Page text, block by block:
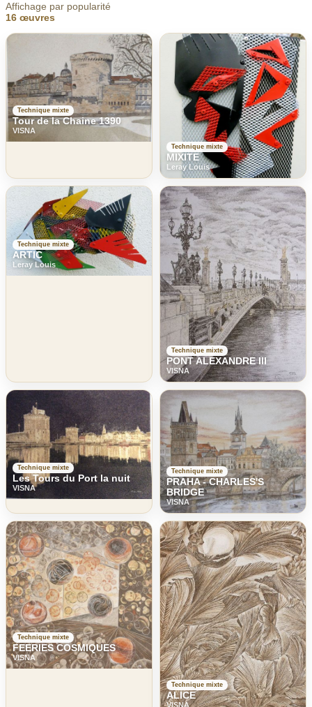
Affichage par popularité
16 œuvres
Technique mixte
Tour de la Chaine 1390
VISNA
Technique mixte
MIXITE
Leray Louis
Technique mixte
ARTIC
Leray Louis
Technique mixte
PONT ALEXANDRE III
VISNA
Technique mixte
Les Tours du Port la nuit
VISNA
Technique mixte
PRAHA - CHARLES'S
BRIDGE
VISNA
Technique mixte
FEERIES COSMIQUES
VISNA
Technique mixte
ALICE
VISNA